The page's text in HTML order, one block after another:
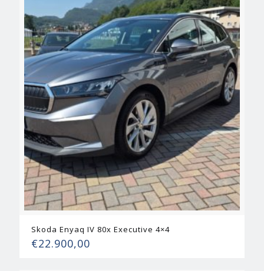
Skoda Enyaq IV 80x Executive 4×4
€22.900,00